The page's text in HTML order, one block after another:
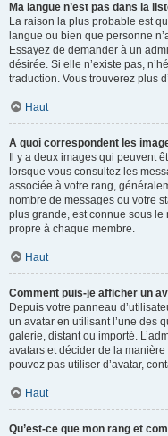
Ma langue n’est pas dans la
La raison la plus probable est
langue ou bien que personne
Essayez de demander à un
désirée. Si elle n’existe pas,
traduction. Vous trouverez plus
Haut
A quoi correspondent les
Il y a deux images qui peuvent
lorsque vous consultez les
associée à votre rang,
nombre de messages ou votre
plus grande, est connue sous le
propre à chaque membre.
Haut
Comment puis-je afficher un
Depuis votre panneau
un avatar en utilisant l’une des
galerie, distant ou importé.
avatars et décider de la
pouvez pas utiliser d’avatar,
Haut
Qu’est-ce que mon rang et